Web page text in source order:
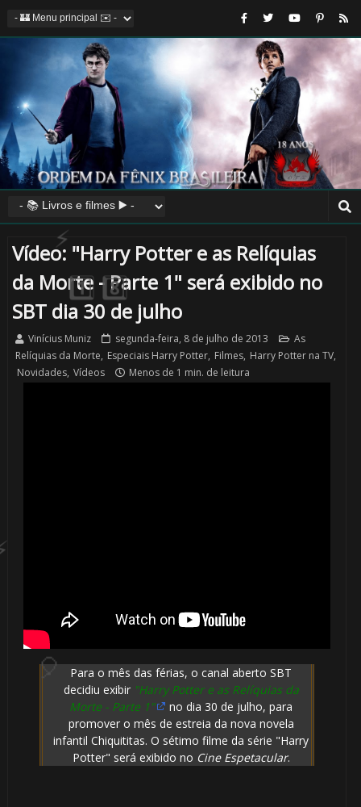
Vídeo: "Harry Potter e as Relíquias
da Morte - Parte 1" será exibido no
SBT dia 30 de julho
Vinícius Muniz segunda-feira, 8 de julho de 2013
As
Relíquias da Morte, Especiais Harry Potter, Filmes, Harry Potter na TV,
Novidades, Vídeos Menos de 1 min. de leitura
Para o mês das férias, o canal aberto SBT
decidiu exibir "Harry Potter e as Relíquias da
Morte - Parte 1"
no dia 30 de julho, para
promover o mês de estreia da nova novela
infantil Chiquititas. O sétimo filme da série "Harry
Potter" será exibido no Cine Espetacular.
⚡
🎈
⚡
🎈
🎈
⚡
⚡